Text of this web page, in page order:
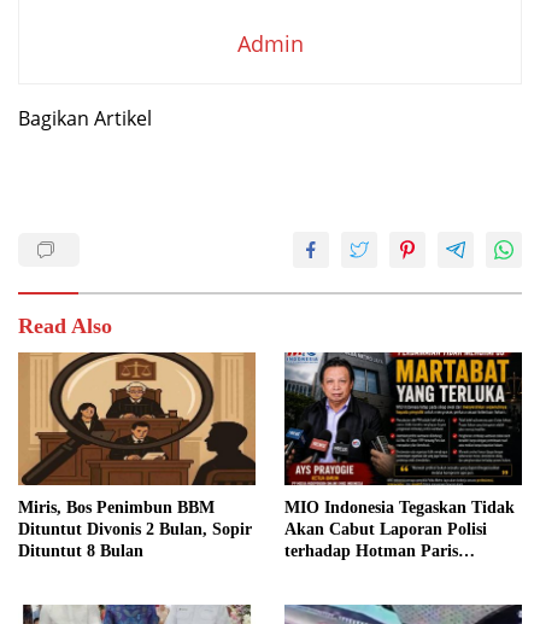
Admin
Bagikan Artikel
Read Also
Miris, Bos Penimbun BBM
Dituntut Divonis 2 Bulan, Sopir
Dituntut 8 Bulan
MIO Indonesia Tegaskan Tidak
Akan Cabut Laporan Polisi
terhadap Hotman Paris